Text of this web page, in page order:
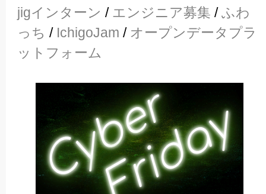
jigインターン / エンジニア募集 /ふわ
っち / IchigoJam / オープンデータプラ
ットフォーム